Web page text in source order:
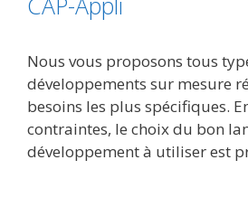
Nous vous proposons tous
développements sur mesure
besoins les plus spécifiques.
contraintes, le choix du bon
développement à utiliser est